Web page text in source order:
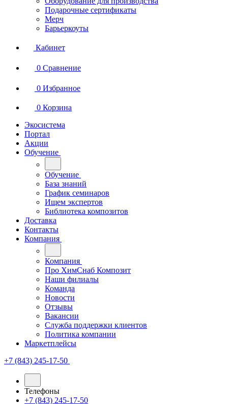
Подарочные сертификаты
Мерч
Барьеркоуты
Кабинет
0 Сравнение
0 Избранное
0 Корзина
Экосистема
Портал
Акции
Обучение
Обучение
База знаний
График семинаров
Ищем экспертов
Библиотека композитов
Доставка
Контакты
Компания
Компания
Про ХимСнаб Композит
Наши филиалы
Команда
Новости
Отзывы
Вакансии
Служба поддержки клиентов
Политика компании
Маркетплейсы
+7 (843) 245-17-50
Телефоны
+7 (843) 245-17-50